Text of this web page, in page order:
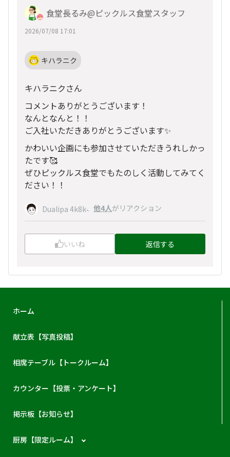
食堂長るみ@ピックルス食堂スタッフ
2026/07/08 17:01
キハラニク
キハラニクさん
コメントありがとうございます！
なんとなんと！！
ご入社いただきありがとうございます✨
かわいい企画にも参加させていただきうれしかっ
たです🥰
ぜひピックルス食堂でもたのしく活動してみてく
ださい！！
Dualipa 4k8k、 他4人がリアクション
いいね 返信する
ホーム
献立表【写真投稿】
相席テーブル【トークルーム】
カウンター【投票・アンケート】
掲示板【お知らせ】
厨房【限定ルーム】